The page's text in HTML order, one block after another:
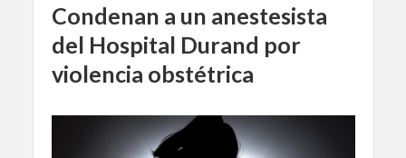
Condenan a un anestesista
del Hospital Durand por
violencia obstétrica